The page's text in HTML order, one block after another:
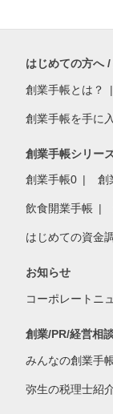
はじめての方へ
創業手帳とは？
創業手帳を手に
創業手帳シリー
創業手帳0 創
飲食開業手帳
はじめての資金
お知らせ
コーポレートニ
創業/PR/経営相
みんなの創業手
弥生の税理士紹